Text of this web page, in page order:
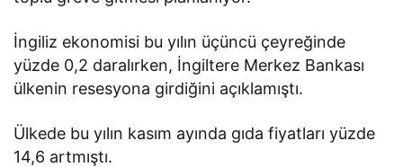
İngiliz ekonomisi bu yılın üçüncü çeyreğinde
yüzde 0,2 daralırken, İngiltere Merkez Bankası
ülkenin resesyona girdiğini açıklamıştı.
Ülkede bu yılın kasım ayında gıda fiyatları yüzde
14,6 artmıştı.